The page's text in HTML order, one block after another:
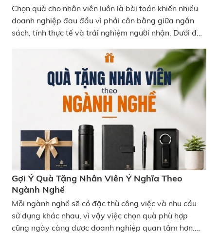
Chọn quà cho nhân viên luôn là bài toán khiến nhiều
doanh nghiệp đau đầu vì phải cân bằng giữa ngân
sách, tính thực tế và trải nghiệm người nhận. Dưới đây
được chia theo từng mức giá để doanh nghiệp dễ lựa
Gợi Ý Quà Tặng Nhân Viên Ý Nghĩa Theo
Ngành Nghề
Mỗi ngành nghề sẽ có đặc thù công việc và nhu cầu
sử dụng khác nhau, vì vậy việc chọn quà phù hợp
cũng ngày càng được doanh nghiệp quan tâm hơn.